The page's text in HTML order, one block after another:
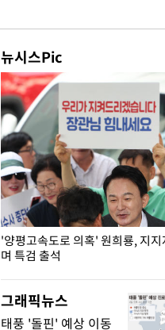
뉴시스Pic
'양평고속도로 의혹' 원희룡, 지
며 특검 출석
그래픽뉴스
태풍 '돌핀' 예상 이동